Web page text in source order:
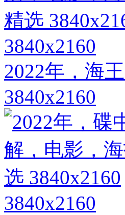
3840x2160
2022年，海
3840x2160
3840x2160